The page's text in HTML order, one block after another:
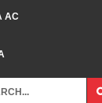
AC